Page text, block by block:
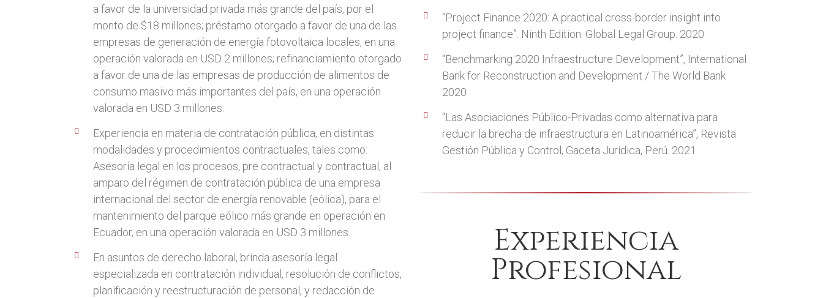
a favor de la universidad privada más grande del país, por el
monto de $18 millones; préstamo otorgado a favor de una de las
empresas de generación de energía fotovoltaica locales, en una
operación valorada en USD 2 millones; refinanciamiento otorgado
a favor de una de las empresas de producción de alimentos de
consumo masivo más importantes del país, en una operación
valorada en USD 3 millones.
Experiencia en materia de contratación pública, en distintas
modalidades y procedimientos contractuales, tales como:
Asesoría legal en los procesos, pre contractual y contractual, al
amparo del régimen de contratación pública de una empresa
internacional del sector de energía renovable (eólica), para el
mantenimiento del parque eólico más grande en operación en
Ecuador, en una operación valorada en USD 3 millones.
En asuntos de derecho laboral, brinda asesoría legal
especializada en contratación individual, resolución de conflictos,
planificación y reestructuración de personal, y redacción de
“Project Finance 2020: A practical cross-border insight into
project finance”. Ninth Edition. Global Legal Group. 2020
“Benchmarking 2020 Infraestructure Development”, International
Bank for Reconstruction and Development / The World Bank
2020
“Las Asociaciones Público-Privadas como alternativa para
reducir la brecha de infraestructura en Latinoamérica”, Revista
Gestión Pública y Control, Gaceta Jurídica, Perú. 2021
Experiencia
Profesional